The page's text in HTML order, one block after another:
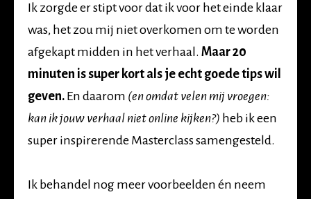
Ik zorgde er stipt voor dat ik voor het einde klaar
was, het zou mij niet overkomen om te worden
afgekapt midden in het verhaal. Maar 20
minuten is super kort als je echt goede tips wil
geven. En daarom (en omdat velen mij vroegen:
kan ik jouw verhaal niet online kijken?) heb ik een
super inspirerende Masterclass samengesteld.
Ik behandel nog meer voorbeelden én neem